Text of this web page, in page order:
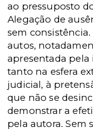
ao pressuposto do
Alegação de
sem
autos,
apresentada
tanto na esfera
judicial, à
que não se
demonstrar a
pela autora. Sem